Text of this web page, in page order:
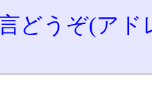
どうぞ(ア